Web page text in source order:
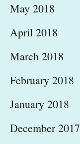
May 2018
April 2018
March 2018
February 2018
January 2018
December 2017